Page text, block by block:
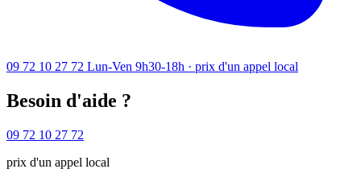
09 72 10 27 72 Lun-Ven 9h30-18h · prix d'un appel local
Besoin d'aide ?
09 72 10 27 72
prix d'un appel local